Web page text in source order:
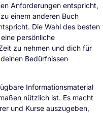
Anforderungen entspricht,
einem anderen Buch
Die Wahl des besten
persönliche
zu nehmen und dich für
Bedürfnissen
Informationsmaterial
nützlich ist. Es macht
und Kurse auszugeben,